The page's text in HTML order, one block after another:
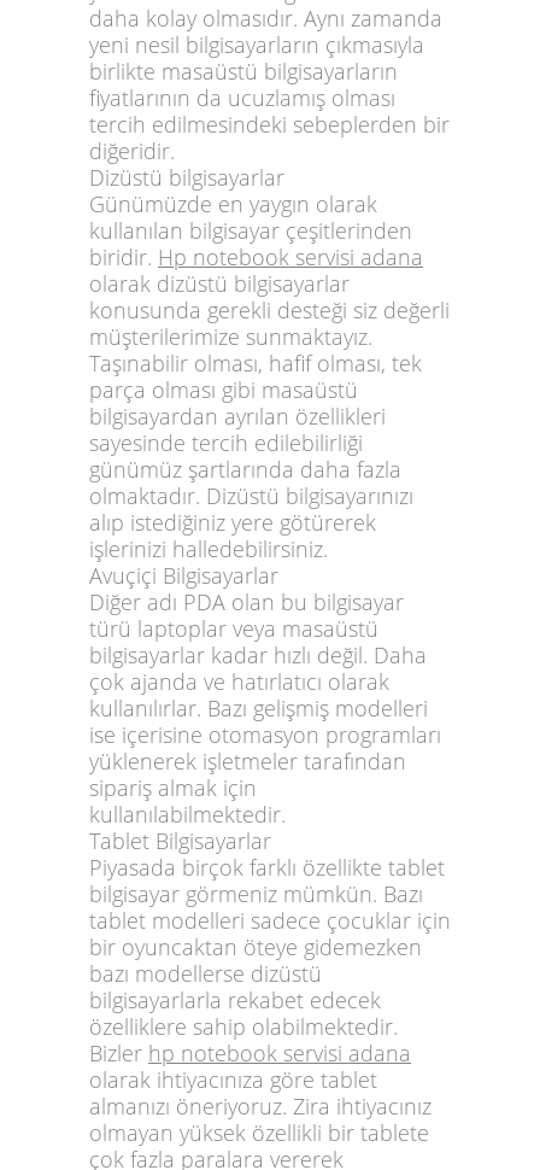
daha kolay olmasıdır. Aynı zamanda
yeni nesil bilgisayarların çıkmasıyla
birlikte masaüstü bilgisayarların
fiyatlarının da ucuzlamış olması
tercih edilmesindeki sebeplerden bir
diğeridir.
Dizüstü bilgisayarlar
Günümüzde en yaygın olarak
kullanılan bilgisayar çeşitlerinden
biridir. Hp notebook servisi adana
olarak dizüstü bilgisayarlar
konusunda gerekli desteği siz değerli
müşterilerimize sunmaktayız.
Taşınabilir olması, hafif olması, tek
parça olması gibi masaüstü
bilgisayardan ayrılan özellikleri
sayesinde tercih edilebilirliği
günümüz şartlarında daha fazla
olmaktadır. Dizüstü bilgisayarınızı
alıp istediğiniz yere götürerek
işlerinizi halledebilirsiniz.
Avuçiçi Bilgisayarlar
Diğer adı PDA olan bu bilgisayar
türü laptoplar veya masaüstü
bilgisayarlar kadar hızlı değil. Daha
çok ajanda ve hatırlatıcı olarak
kullanılırlar. Bazı gelişmiş modelleri
ise içerisine otomasyon programları
yüklenerek işletmeler tarafından
sipariş almak için
kullanılabilmektedir.
Tablet Bilgisayarlar
Piyasada birçok farklı özellikte tablet
bilgisayar görmeniz mümkün. Bazı
tablet modelleri sadece çocuklar için
bir oyuncaktan öteye gidemezken
bazı modellerse dizüstü
bilgisayarlarla rekabet edecek
özelliklere sahip olabilmektedir.
Bizler hp notebook servisi adana
olarak ihtiyacınıza göre tablet
almanızı öneriyoruz. Zira ihtiyacınız
olmayan yüksek özellikli bir tablete
çok fazla paralara vererek